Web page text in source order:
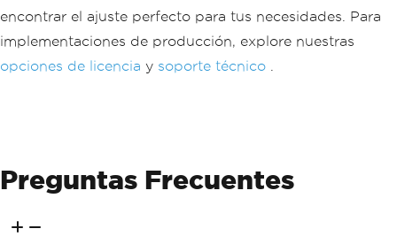
encontrar el ajuste perfecto para tus necesidades. Para
implementaciones de producción, explore nuestras
opciones de licencia y soporte técnico
Preguntas Frecuentes